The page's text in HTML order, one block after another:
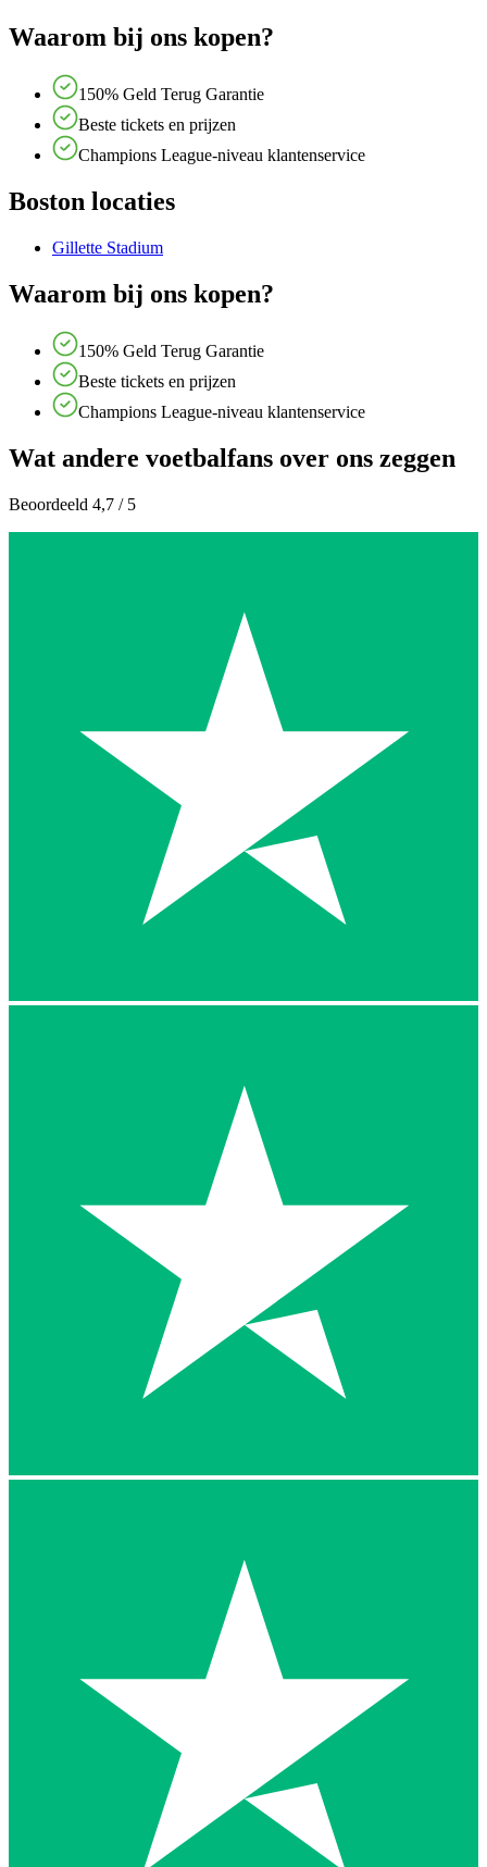
Waarom bij ons kopen?
150% Geld Terug Garantie
Beste tickets en prijzen
Champions League-niveau klantenservice
Boston locaties
Gillette Stadium
Waarom bij ons kopen?
150% Geld Terug Garantie
Beste tickets en prijzen
Champions League-niveau klantenservice
Wat andere voetbalfans over ons zeggen
Beoordeeld 4,7 / 5